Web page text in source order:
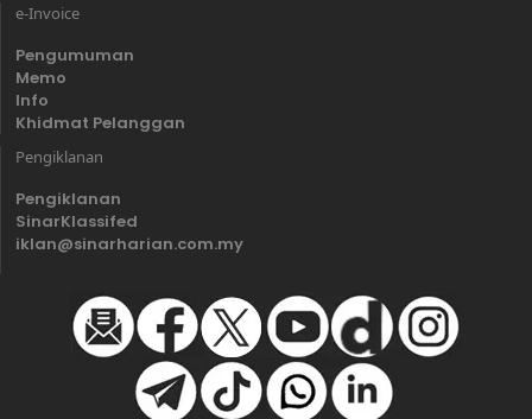
e-Invoice
Pengumuman
Memo
Info
Khidmat Pelanggan
Pengiklanan
Pengiklanan
SinarKlassifed
iklan@sinarharian.com.my